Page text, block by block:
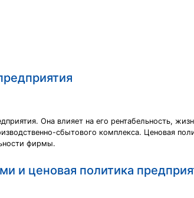
Она влияет на его рентабельность,
сбытового комплекса. Ценовая
фирмы.
и ценовая политика